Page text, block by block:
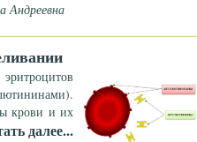
Андреевна
крови и их
далее...